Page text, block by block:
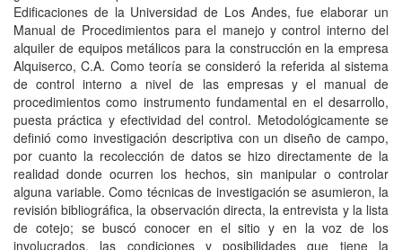
Edificaciones de la Universidad de Los Andes, fue elaborar un
Manual de Procedimientos para el manejo y control interno del
alquiler de equipos metálicos para la construcción en la empresa
Alquiserco, C.A. Como teoría se consideró la referida al sistema
de control interno a nivel de las empresas y el manual de
procedimientos como instrumento fundamental en el desarrollo,
puesta práctica y efectividad del control. Metodológicamente se
definió como investigación descriptiva con un diseño de campo,
por cuanto la recolección de datos se hizo directamente de la
realidad donde ocurren los hechos, sin manipular o controlar
alguna variable. Como técnicas de investigación se asumieron, la
revisión bibliográfica, la observación directa, la entrevista y la lista
de cotejo; se buscó conocer en el sitio y en la voz de los
involucrados, las condiciones y posibilidades que tiene la